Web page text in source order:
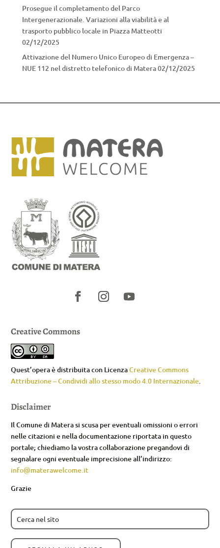
Prosegue il completamento del Parco
Intergenerazionale. Variazioni alla viabilità e al
trasporto pubblico locale in Piazza Matteotti
02/12/2025
Attivazione del Numero Unico Europeo di Emergenza –
NUE 112 nel distretto telefonico di Matera02/12/2025
Creative Commons
Quest’opera è distribuita con LicenzaCreative Commons
Attribuzione – Condividi allo stesso modo 4.0 Internazionale
Disclaimer
Il Comune di Matera si scusa per eventuali omissioni o errori
nelle citazioni e nella documentazione riportata in questo
portale; chiediamo la vostra collaborazione pregandovi di
segnalare ogni eventuale imprecisione all’indirizzo:
info@materawelcome.it
Grazie